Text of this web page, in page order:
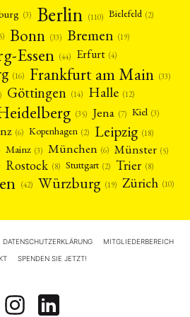
(3) Berlin (110) Bielefeld (2)
Bonn (33) Bremen (19)
Essen (44) Erfurt (4)
(16) Frankfurt am Main (33)
Göttingen (14) Halle (12)
(35) Jena (7) Kiel (3)
(6) Kopenhagen (2) Leipzig (18)
Mainz (3) München (6) Münster (5)
Rostock (8) Stuttgart (2) Trier (8)
(42) Würzburg (19) Zürich (10)
DATENSCHUTZERKLÄRUNG MITGLIEDERBEREICH
SPENDEN SIE JETZT!